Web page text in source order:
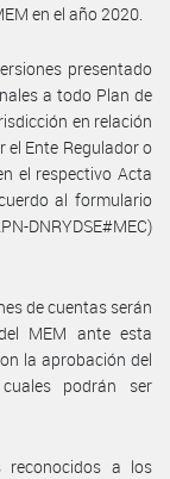
en el año 2020.
presentado
a todo Plan de
en relación
Ente Regulador o
el respectivo Acta
al formulario
DNRYDSE#MEC)
de cuentas serán
MEM ante esta
la aprobación del
podrán ser
reconocidos a los